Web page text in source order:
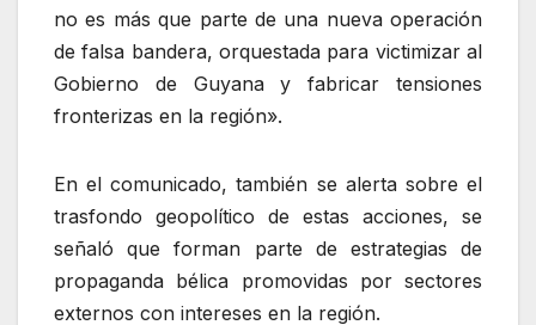
no es más que parte de una nueva operación
de falsa bandera, orquestada para victimizar al
Gobierno de Guyana y fabricar tensiones
fronterizas en la región».
En el comunicado, también se alerta sobre el
trasfondo geopolítico de estas acciones, se
señaló que forman parte de estrategias de
propaganda bélica promovidas por sectores
externos con intereses en la región.